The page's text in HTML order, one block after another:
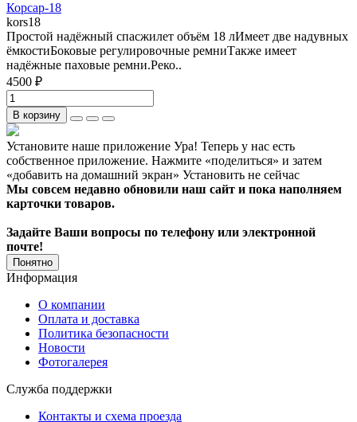
Корсар-18
kors18
Простой надёжный спасжилет объём 18 лИмеет две надувных
ёмкостиБоковые регулировочные ремниТакже имеет
надёжные паховые ремни.Реко..
4500 ₽
В корзину
Установите наше приложение Ура! Теперь у нас есть
собственное приложение. Нажмите «поделиться» и затем
«добавить на домашний экран» Установить не сейчас
Мы совсем недавно обновили наш сайт и пока наполняем
карточки товаров.
Задайте Ваши вопросы по телефону или электронной
почте!
Понятно
Информация
О компании
Оплата и доставка
Политика безопасности
Новости
Фотогалерея
Служба поддержки
Контакты и схема проезда